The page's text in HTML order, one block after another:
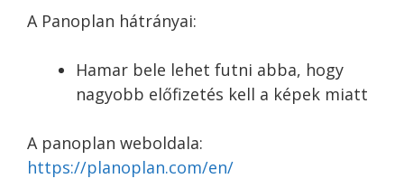
A Panoplan hátrányai:
Hamar bele lehet futni abba, hogy
nagyobb előfizetés kell a képek miatt
A panoplan weboldala:
https://planoplan.com/en/